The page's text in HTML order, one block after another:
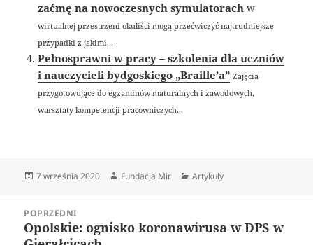
zaćmę na nowoczesnych symulatorach W
wirtualnej przestrzeni okuliści mogą przećwiczyć najtrudniejsze
przypadki z jakimi...
Pełnosprawni w pracy – szkolenia dla uczniów
i nauczycieli bydgoskiego „Braille’a” Zajęcia
przygotowujące do egzaminów maturalnych i zawodowych,
warsztaty kompetencji pracowniczych...
Data
7 września 2020 Autor
Fundacja Mir Kategorie
Artykuły
wpisuPOPRZEDNI
Poprzedni
Opolskie: ognisko koronawirusa w DPS w